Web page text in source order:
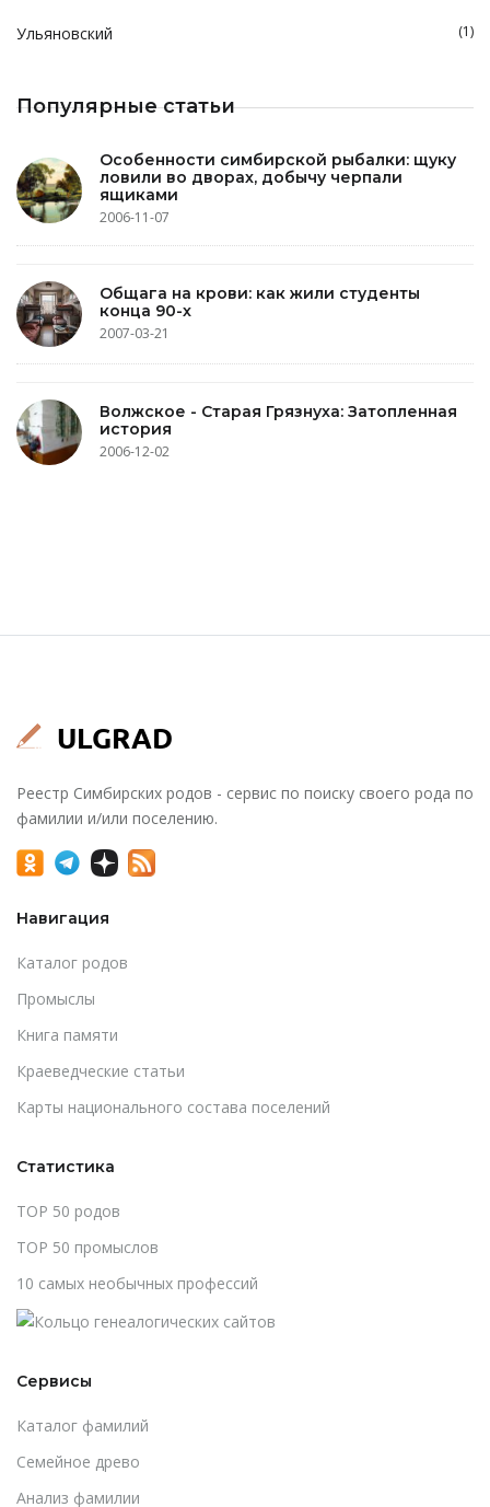
Ульяновский (1)
Популярные статьи
Особенности симбирской рыбалки: щуку
ловили во дворах, добычу черпали
ящиками
2006-11-07
Общага на крови: как жили студенты
конца 90-х
2007-03-21
Волжское - Старая Грязнуха: Затопленная
история
2006-12-02
Реестр Симбирских родов - сервис по поиску своего рода по
фамилии и/или поселению.
Навигация
Каталог родов
Промыслы
Книга памяти
Краеведческие статьи
Карты национального состава поселений
Статистика
TOP 50 родов
TOP 50 промыслов
10 самых необычных профессий
Сервисы
Каталог фамилий
Cемейное древо
Анализ фамилии